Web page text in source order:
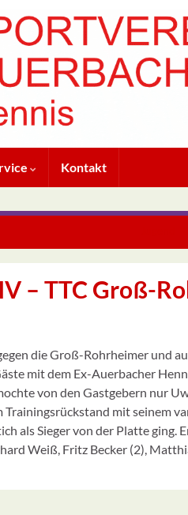
Kontakt
– TTC Groß-
die Groß-Rohrheimer und
mit dem Ex-Auerbacher
von den Gastgebern nur
mit seinem
als Sieger von der Platte ging.
Weiß, Fritz Becker (2),